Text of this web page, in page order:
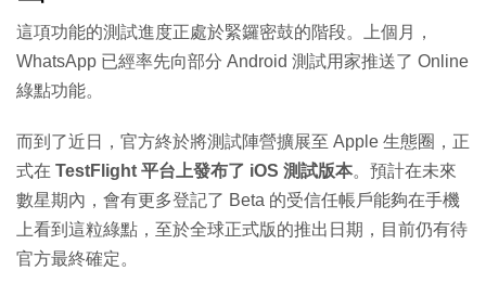
這項功能的測試進度正處於緊鑼密鼓的階段。上個月，
WhatsApp 已經率先向部分 Android 測試用家推送了 Online
綠點功能。
而到了近日，官方終於將測試陣營擴展至 Apple 生態圈，正
式在 TestFlight 平台上發布了 iOS 測試版本。預計在未來
數星期內，會有更多登記了 Beta 的受信任帳戶能夠在手機
上看到這粒綠點，至於全球正式版的推出日期，目前仍有待
官方最終確定。